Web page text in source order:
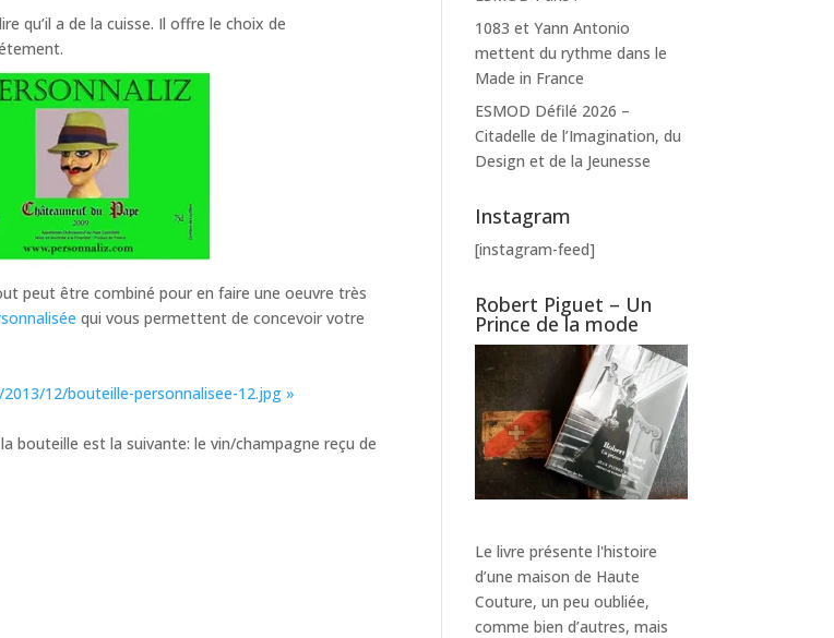
qu’il a de la cuisse. Il offre le choix de
peut être combiné pour en faire une oeuvre très
qui vous permettent de concevoir votre
12/bouteille-personnalisee-12.jpg »
bouteille est la suivante: le vin/champagne reçu de
1083 et Yann Antonio
mettent du rythme dans le
Made in France
ESMOD Défilé 2026 –
Citadelle de l’Imagination, du
Design et de la Jeunesse
Instagram
[instagram-feed]
Robert Piguet – Un
Prince de la mode
Le livre présente l'histoire
d’une maison de Haute
Couture, un peu oubliée,
comme bien d’autres, mais